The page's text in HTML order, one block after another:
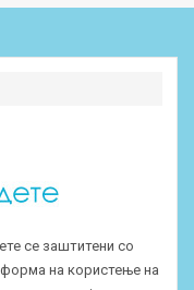
се заштитени со
на користење на